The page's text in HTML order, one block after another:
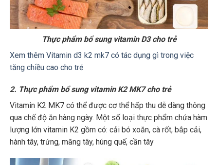
Thực phẩm bổ sung vitamin D3 cho trẻ
Xem thêm Vitamin d3 k2 mk7 có tác dụng gì trong việc
tăng chiều cao cho trẻ
2. Thực phẩm bổ sung vitamin K2 MK7 cho trẻ
Vitamin K2 MK7 có thể được cơ thể hấp thu dễ dàng thông
qua chế độ ăn hàng ngày. Một số loại thực phẩm chứa hàm
lượng lớn vitamin K2 gồm có: cải bó xoăn, cà rốt, bắp cải,
hành tây, trứng, măng tây, húng quế, cần tây